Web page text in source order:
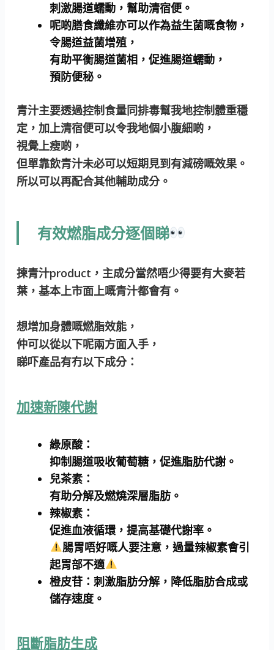
刺激腸道蠕動，幫助清宿便。
呢啲膳食纖維亦可以作為益生菌嘅食物，
令腸道益菌增殖，
有助平衡腸道菌相，促進腸道蠕動，
預防便秘。
青汁主要透過控制食量同排毒幫我地控制體重穩
定，加上清宿便可以令我地個小腹細啲，
視覺上瘦啲，
但單靠飲青汁未必可以短期見到有減磅嘅效果。
所以可以再配合其他輔助成分。
有效燃脂成分逐個睇
揀青汁product，主成分當然唔少得要有大麥若
葉，基本上市面上嘅青汁都會有。
想增加身體嘅燃脂效能，
仲可以從以下呢兩方面入手，
睇吓產品有冇以下成分：
加速新陳代謝
綠原酸：
抑制腸道吸收葡萄糖，促進脂肪代謝。
兒茶素：
有助分解及燃燒深層脂肪。
辣椒素：
促進血液循環，提高基礎代謝率。
腸胃唔好嘅人要注意，過量辣椒素會引
起胃部不適
橙皮苷：刺激脂肪分解，降低脂肪合成或
儲存速度。
阻斷脂肪生成